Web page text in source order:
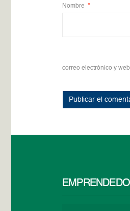
Nombre *
correo electrónico y